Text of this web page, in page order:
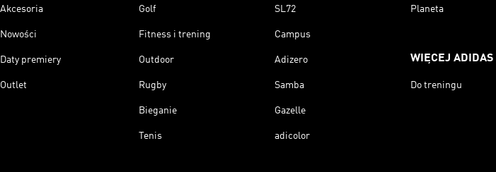
Akcesoria
Nowości
Daty premiery
Outlet
Golf
Fitness i trening
Outdoor
Rugby
Bieganie
Tenis
SL72
Campus
Adizero
Samba
Gazelle
adicolor
Planeta
WIĘCEJ ADIDAS
Do treningu